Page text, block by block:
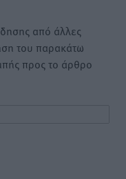
από άλλες
του παρακάτω
προς το άρθρο